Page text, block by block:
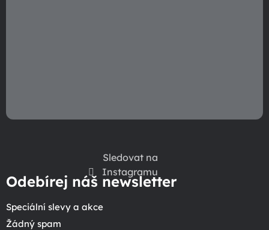
Sledovat na
Instagramu
Odebírej náš newsletter
Speciální slevy a akce
Žádný spam